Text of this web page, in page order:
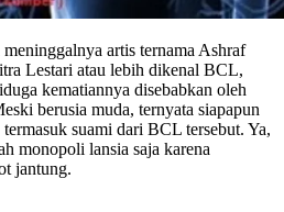
artis ternama Ashraf
Lestari atau lebih dikenal BCL,
kematiannya disebabkan oleh
berusia muda, ternyata siapapun
suami dari BCL tersebut. Ya,
monopoli lansia saja karena
jantung.